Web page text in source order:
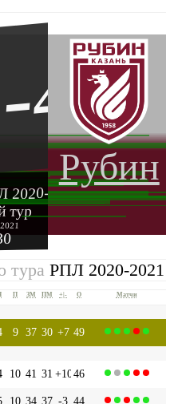
Рубин
4
2020-2021
тур
тура РПЛ 2020-2021
П ЗМ ПМ +|- О Матчи
9 37 30 +7 49
10 41 31 +1046
10 34 37 -3 44